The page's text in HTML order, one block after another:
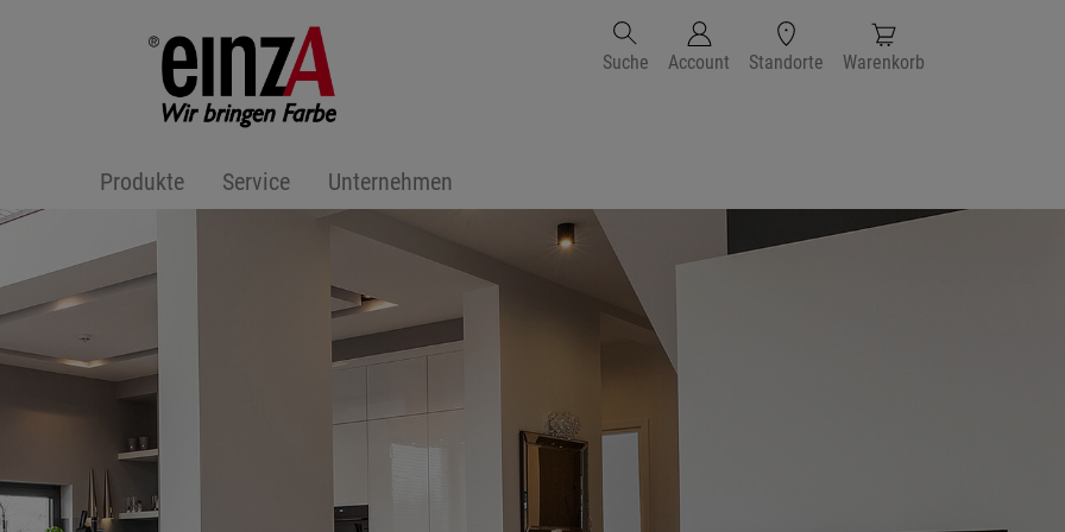
Produkte Service Unternehmen
Suche Account Standorte Warenkorb